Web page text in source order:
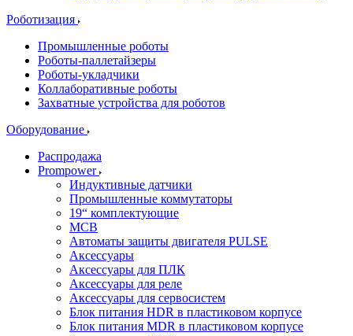
Роботизация
Промышленные роботы
Роботы-паллетайзеры
Роботы-укладчики
Коллаборативные роботы
Захватные устройства для роботов
Оборудование
Распродажа
Prompower
Индуктивные датчики
Промышленные коммутаторы
19“ комплектующие
MCB
Автоматы защиты двигателя PULSE
Аксессуары
Аксессуары для ПЛК
Аксессуары для реле
Аксессуары для сервосистем
Блок питания HDR в пластиковом корпусе
Блок питания MDR в пластиковом корпусе